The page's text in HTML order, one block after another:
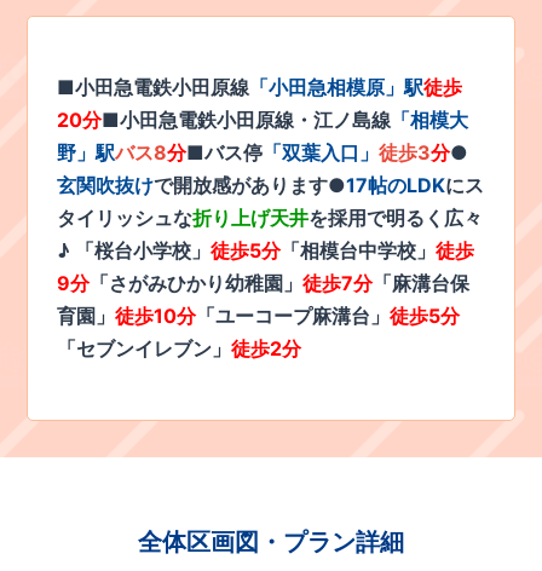
■小田急電鉄小田原線 「小田急相模原」駅徒歩
20分■小田急電鉄小田原線・江ノ島線 「相模大
野」駅バス8分■バス停 「双葉入口」徒歩3分●
玄関吹抜けで開放感があります●17帖のLDKにス
タイリッシュな折り上げ天井を採用で明るく広々
♪ 「桜台小学校」徒歩5分「相模台中学校」徒歩
9分「さがみひかり幼稚園」徒歩7分「麻溝台保
育園」徒歩10分「ユーコープ麻溝台」徒歩5分
「セブンイレブン」徒歩2分
全体区画図・プラン詳細